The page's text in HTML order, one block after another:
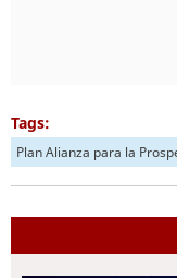
Tags:
Plan Alianza para la